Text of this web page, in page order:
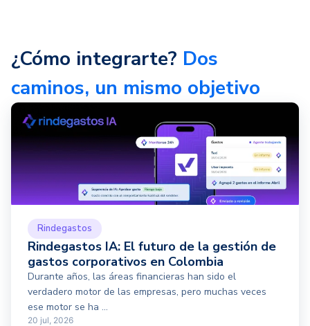
¿Cómo integrarte? Dos
caminos, un mismo objetivo
Rindegastos
Rindegastos IA: El futuro de la gestión de
gastos corporativos en Colombia
Durante años, las áreas financieras han sido el
verdadero motor de las empresas, pero muchas veces
ese motor se ha ...
20 jul, 2026